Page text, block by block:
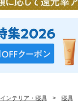
インテリア・寝具 > 寝具